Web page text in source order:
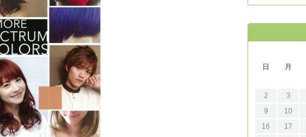
日 月
2
3
9
10
16
17